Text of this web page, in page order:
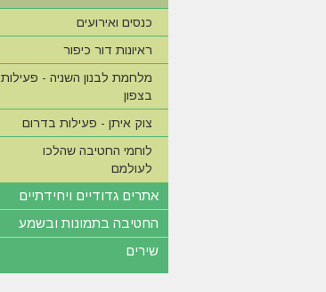
כנסים ואירועים
ראיונות דור כיפור
מלחמת לבנון השניה - פעילות
בצפון
צוק איתן - פעילות בדרום
לוחמי החטיבה שהלכו
לעולמם
אתרים גדודיים ויחידתיים
החטיבה בתמונות ובשמע
שירים